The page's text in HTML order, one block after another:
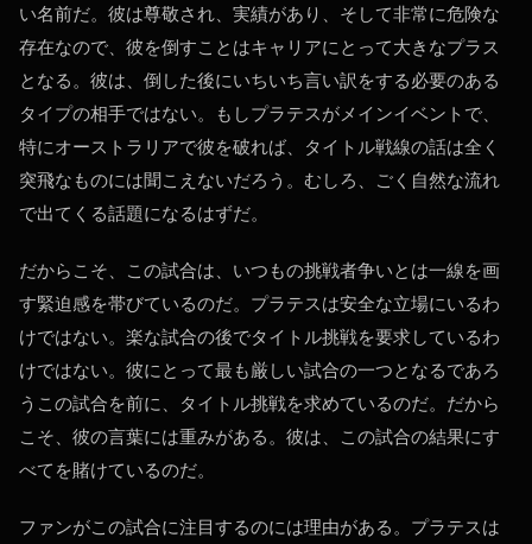
い名前だ。彼は尊敬され、実績があり、そして非常に危険な
存在なので、彼を倒すことはキャリアにとって大きなプラス
となる。彼は、倒した後にいちいち言い訳をする必要のある
タイプの相手ではない。もしプラテスがメインイベントで、
特にオーストラリアで彼を破れば、タイトル戦線の話は全く
突飛なものには聞こえないだろう。むしろ、ごく自然な流れ
で出てくる話題になるはずだ。
だからこそ、この試合は、いつもの挑戦者争いとは一線を画
す緊迫感を帯びているのだ。プラテスは安全な立場にいるわ
けではない。楽な試合の後でタイトル挑戦を要求しているわ
けではない。彼にとって最も厳しい試合の一つとなるであろ
うこの試合を前に、タイトル挑戦を求めているのだ。だから
こそ、彼の言葉には重みがある。彼は、この試合の結果にす
べてを賭けているのだ。
ファンがこの試合に注目するのには理由がある。プラテスは